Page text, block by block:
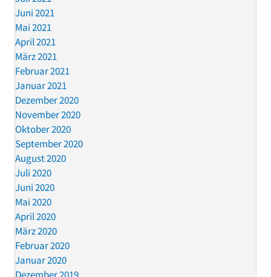
Juni 2021
Mai 2021
April 2021
März 2021
Februar 2021
Januar 2021
Dezember 2020
November 2020
Oktober 2020
September 2020
August 2020
Juli 2020
Juni 2020
Mai 2020
April 2020
März 2020
Februar 2020
Januar 2020